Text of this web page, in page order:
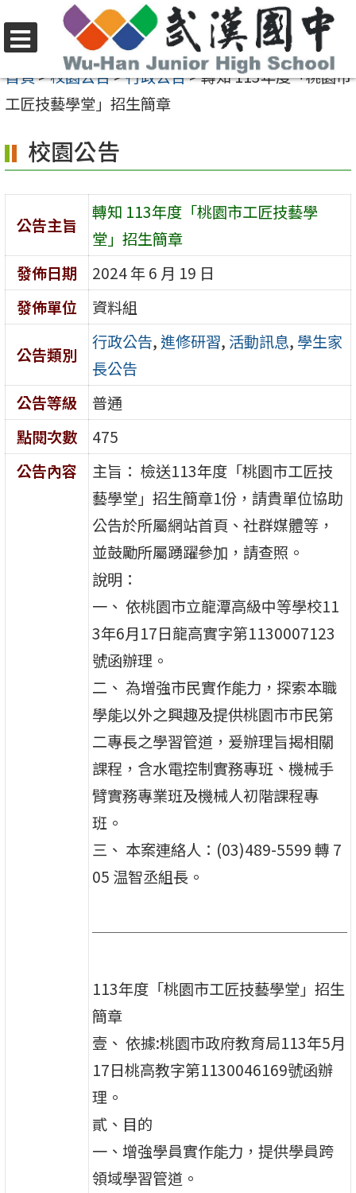
至
要
容
區
選
單
首頁>校園公告>行政公告>轉知 113年度「桃園市
工匠技藝學堂」招生簡章
校園公告
公告主旨
轉知 113年度「桃園市工匠技藝學
堂」招生簡章
發佈日期
2024 年 6 月 19 日
發佈單位
資料組
公告類別
行政公告,進修研習, 活動訊息, 學生家
長公告
公告等級
普通
點閱次數
475
公告內容
主旨： 檢送113年度「桃園市工匠技
藝學堂」招生簡章1份，請貴單位協助
公告於所屬網站首頁、社群媒體等，
並鼓勵所屬踴躍參加，請查照。
說明：
一、 依桃園市立龍潭高級中等學校11
3年6月17日龍高實字第1130007123
號函辦理。
二、 為增強市民實作能力，探索本職
學能以外之興趣及提供桃園市市民第
二專長之學習管道，爰辦理旨揭相關
課程，含水電控制實務專班、機械手
臂實務專業班及機械人初階課程專
班。
三、 本案連絡人：(03)489-5599 轉 7
05 温智丞組長。
113年度「桃園市工匠技藝學堂」招生
簡章
壹、 依據:桃園市政府教育局113年5月
17日桃高教字第1130046169號函辦
理。
貳、目的
一、增強學員實作能力，提供學員跨
領域學習管道。